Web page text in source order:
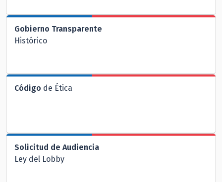
Gobierno Transparente
Histórico
Código de Ética
Solicitud de Audiencia
Ley del Lobby